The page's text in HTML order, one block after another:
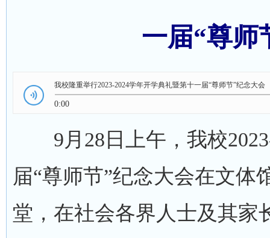
一届“尊师
0:00
我校隆重举行2023-2024学年开学典礼暨第十一届“尊师节”纪念大会
9月28日上午，我校
届“尊师节”纪念大会在文体
堂，在社会各界人士及其家